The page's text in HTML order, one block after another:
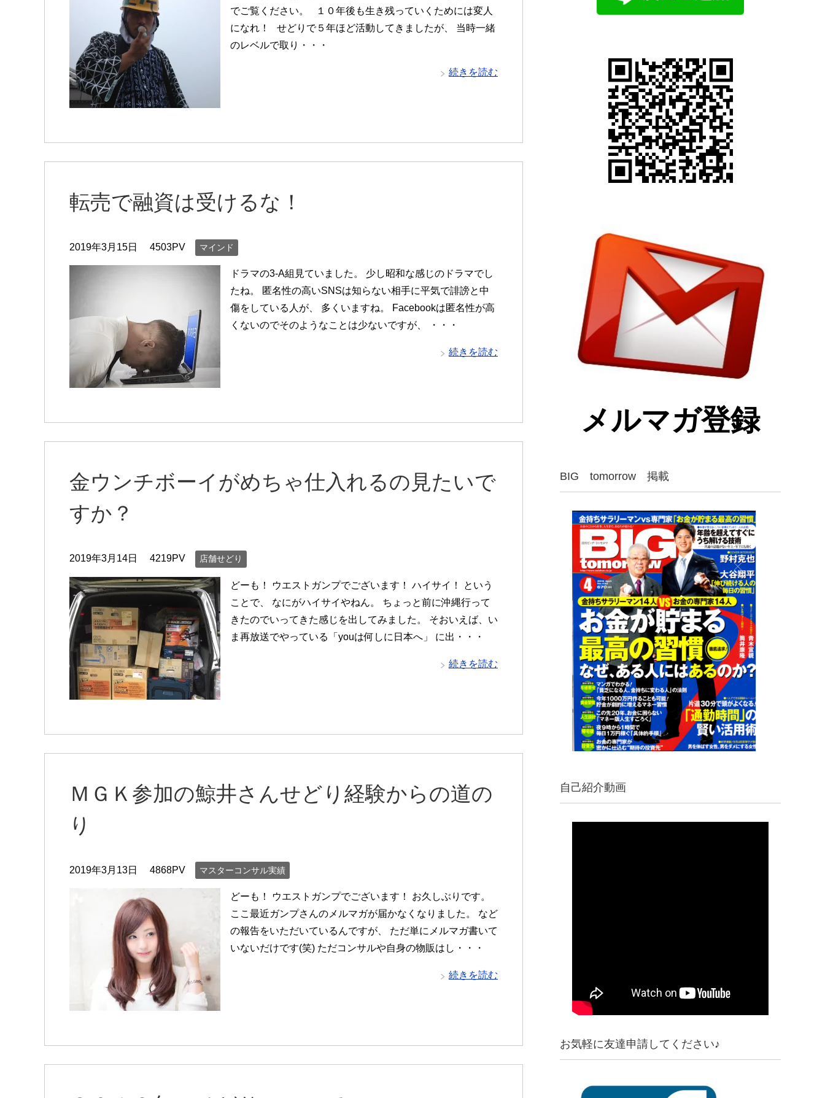
でご覧ください。 １０年後も生き残っていくためには変人
になれ！ せどりで５年ほど活動してきましたが、 当時一緒
のレベルで取り・・・
続きを読む
転売で融資は受けるな！
2019年3月15日 4503PV マインド
ドラマの3-A組見ていました。 少し昭和な感じのドラマでし
たね。 匿名性の高いSNSは知らない相手に平気で誹謗と中
傷をしている人が、 多くいますね。 Facebookは匿名性が高
くないのでそのようなことは少ないですが、 ・・・
続きを読む
金ウンチボーイがめちゃ仕入れるの見たいで
すか？
2019年3月14日 4219PV 店舗せどり
どーも！ ウエストガンプでございます！ ハイサイ！ という
ことで、 なにがハイサイやねん。 ちょっと前に沖縄行って
きたのでいってきた感じを出してみました。 そおいえば、い
ま再放送でやっている「youは何しに日本へ」 に出・・・
続きを読む
ＭＧＫ参加の鯨井さんせどり経験からの道の
り
2019年3月13日 4868PV マスターコンサル実績
どーも！ ウエストガンプでございます！ お久しぶりです。
ここ最近ガンプさんのメルマガが届かなくなりました。 など
の報告をいただいているんですが、 ただ単にメルマガ書いて
いないだけです(笑) ただコンサルや自身の物販はし・・・
続きを読む
メルマガ登録
BIG tomorrow 掲載
自己紹介動画
お気軽に友達申請してください♪